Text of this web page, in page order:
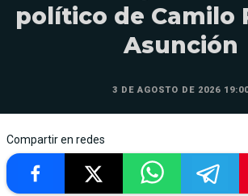
político de Camilo
Asunción
3 DE AGOSTO DE 2026
Compartir en redes